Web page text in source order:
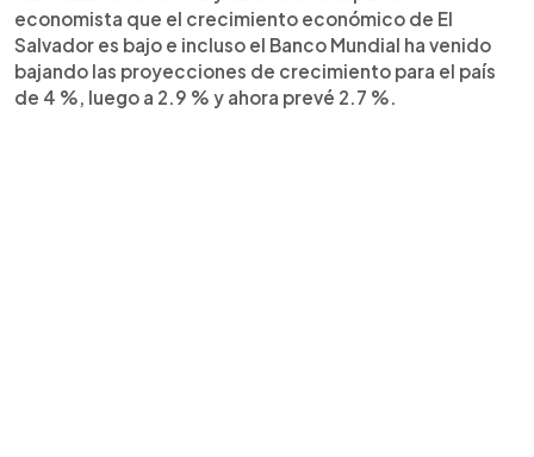
economista que el crecimiento económico de El
Salvador es bajo e incluso el Banco Mundial ha venido
bajando las proyecciones de crecimiento para el país
de 4 %, luego a 2.9 % y ahora prevé 2.7 %.